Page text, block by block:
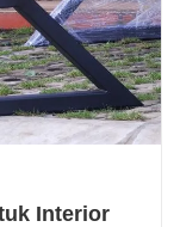
Interior